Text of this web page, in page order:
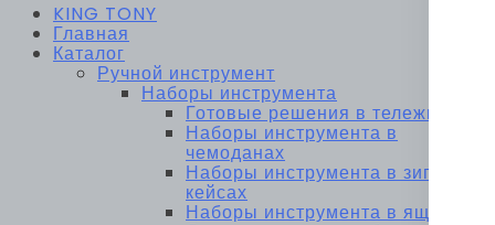
KING TONY
Главная
Каталог
Ручной инструмент
Наборы инструмента
Готовые решения в тележках
Наборы инструмента в
чемоданах
Наборы инструмента в зип-
кейсах
Наборы инструмента в ящиках